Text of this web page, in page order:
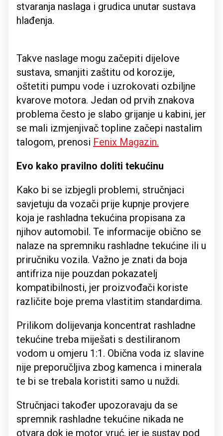
stvaranja naslaga i grudica unutar sustava
hlađenja.
Takve naslage mogu začepiti dijelove
sustava, smanjiti zaštitu od korozije,
oštetiti pumpu vode i uzrokovati ozbiljne
kvarove motora. Jedan od prvih znakova
problema često je slabo grijanje u kabini, jer
se mali izmjenjivač topline začepi nastalim
talogom, prenosi Fenix Magazin.
Evo kako pravilno doliti tekućinu
Kako bi se izbjegli problemi, stručnjaci
savjetuju da vozači prije kupnje provjere
koja je rashladna tekućina propisana za
njihov automobil. Te informacije obično se
nalaze na spremniku rashladne tekućine ili u
priručniku vozila. Važno je znati da boja
antifriza nije pouzdan pokazatelj
kompatibilnosti, jer proizvođači koriste
različite boje prema vlastitim standardima.
Prilikom dolijevanja koncentrat rashladne
tekućine treba miješati s destiliranom
vodom u omjeru 1:1. Obična voda iz slavine
nije preporučljiva zbog kamenca i minerala
te bi se trebala koristiti samo u nuždi.
Stručnjaci također upozoravaju da se
spremnik rashladne tekućine nikada ne
otvara dok je motor vruć, jer je sustav pod